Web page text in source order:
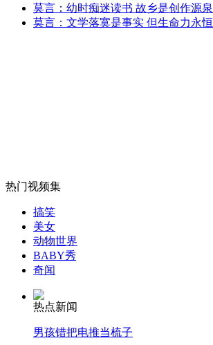
外交部：反对强权政治霸凌主义
走！跟着总书记去植树
消防员救轻生者
莫言：幼时痴迷读书 故乡是创作源泉
莫言：文学落寞是事实 但生命力永恒
热门视频集
搞笑
美女
动物世界
BABY秀
奇闻
热点新闻
男孩错把电推当梳子